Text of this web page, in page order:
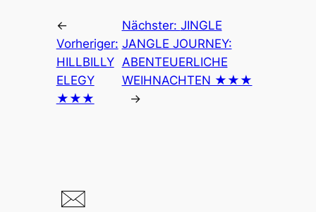
←
Vorheriger:
HILLBILLY
ELEGY
★★★
Nächster: JINGLE
JANGLE JOURNEY:
ABENTEUERLICHE
WEIHNACHTEN ★★★
→